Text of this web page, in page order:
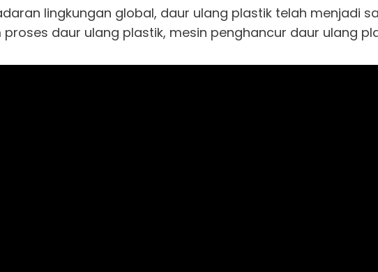
lingkungan global, daur ulang plastik telah menjadi
proses daur ulang plastik, mesin penghancur daur ulang